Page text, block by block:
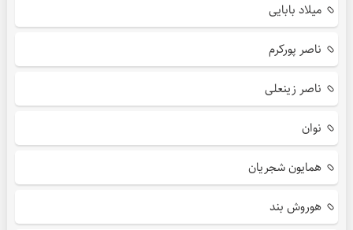
میلاد بابایی
ناصر پورکرم
ناصر زینعلی
نوان
همایون شجریان
هوروش بند